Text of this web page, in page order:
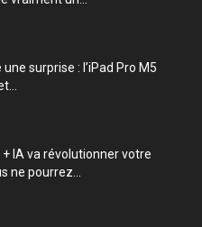
surprise : l’iPad Pro M5
IA va révolutionner votre
ne pourrez...